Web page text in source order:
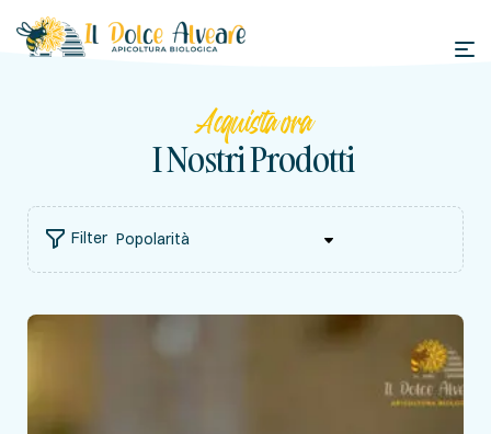
I Nostri Prodotti
Acquista ora
Filter